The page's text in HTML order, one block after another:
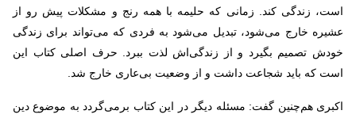
است، زندگی کند. زمانی که حلیمه با همه رنج و مشکلات پیش رو از
عشیره خارج می‌شود، تبدیل می‌شود به فردی که می‌تواند برای زندگی
خودش تصمیم بگیرد و از زندگی‌اش لذت ببرد. حرف اصلی کتاب این
است که باید شجاعت داشت و از وضعیت بی‌عاری خارج شد.
اکبری هم‌چنین گفت: مسئله دیگر در این کتاب برمی‌گردد به موضوع دین